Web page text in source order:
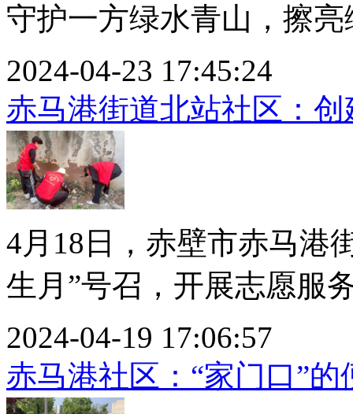
守护一方绿水青山，擦
2024-04-23 17:45:24
赤马港街道北站社区：
4月18日，赤壁市赤马港
生月”号召，开展志愿服
2024-04-19 17:06:57
赤马港社区：“家门口”的